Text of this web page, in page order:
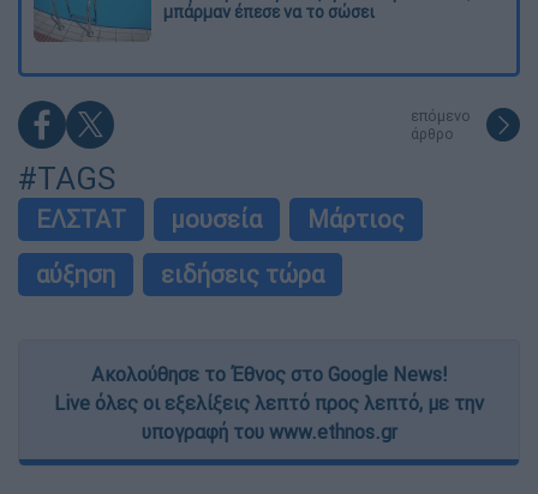
μπάρμαν έπεσε να το σώσει
επόμενο
άρθρο
#TAGS
ΕΛΣΤΑΤ μουσεία
Μάρτιος
αύξηση
ειδήσεις τώρα
Ακολούθησε το Έθνος στο Google News!
Live όλες οι εξελίξεις λεπτό προς λεπτό, με την
υπογραφή του www.ethnos.gr